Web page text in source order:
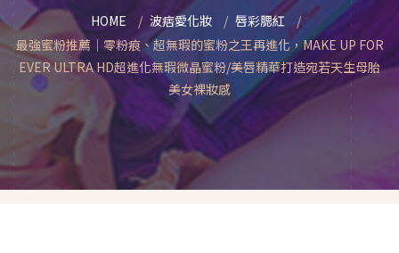
HOME 波痞愛化妝
唇彩腮紅
最強蜜粉推薦｜零粉痕、超無瑕的蜜粉之王再進化，MAKE UP FOR
EVER ULTRA HD超進化無瑕微晶蜜粉/美唇精華打造宛若天生母胎
美女裸妝感